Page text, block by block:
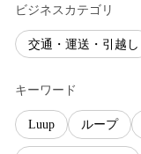
ビジネスカテゴリ
交通・運送・引越し
キーワード
Luup ループ